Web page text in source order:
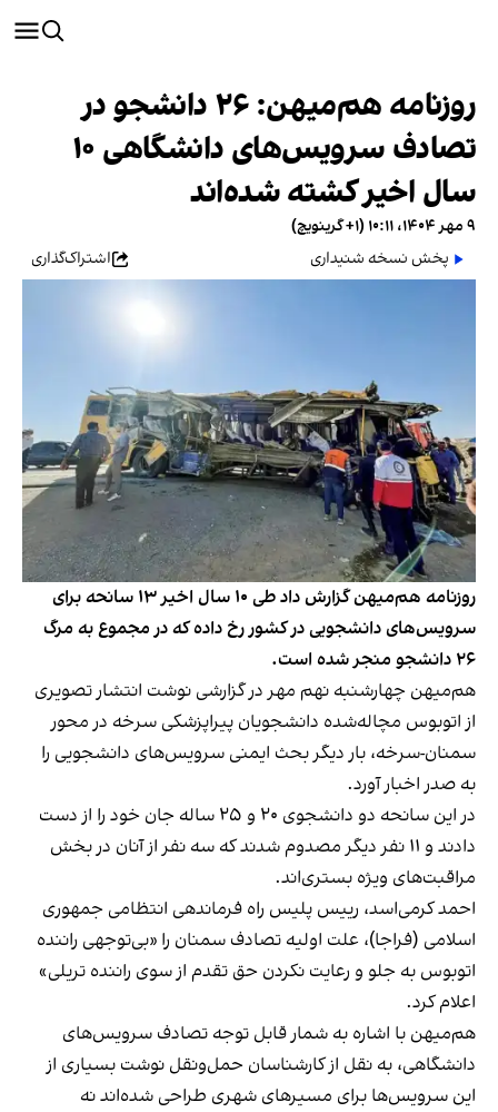
روزنامه هم‌میهن: ۲۶ دانشجو در
تصادف سرویس‌های دانشگاهی ۱۰
سال اخیر کشته شده‌اند
۹ مهر ۱۴۰۴، ۱۰:۱۱ (‎+۱ گرینویچ)
پخش نسخه شنیداری
اشتراک‌گذاری
روزنامه هم‌میهن گزارش داد طی ۱۰ سال اخیر ۱۳ سانحه برای
سرویس‌های دانشجویی در کشور رخ داده که در مجموع به مرگ
۲۶ دانشجو منجر شده است.
هم‌میهن چهارشنبه نهم مهر در گزارشی نوشت انتشار تصویری
از اتوبوس مچاله‌شده دانشجویان پیراپزشکی سرخه در محور
سمنان-سرخه، بار دیگر بحث ایمنی سرویس‌های دانشجویی را
به صدر اخبار آورد.
در این سانحه دو دانشجوی ۲۰ و ۲۵ ساله جان خود را از دست
دادند و ۱۱ نفر دیگر مصدوم شدند که سه نفر از آنان در بخش
مراقبت‌های ویژه بستری‌اند.
احمد کرمی‌اسد، رییس پلیس راه فرماندهی انتظامی جمهوری
اسلامی (فراجا)، علت اولیه تصادف سمنان را «بی‌توجهی راننده
اتوبوس به جلو و رعایت نکردن حق تقدم از سوی راننده تریلی»
اعلام کرد.
هم‌میهن با اشاره به شمار قابل توجه تصادف سرویس‌های
دانشگاهی، به نقل از کارشناسان حمل‌ونقل نوشت بسیاری از
این سرویس‌ها برای مسیرهای شهری طراحی شده‌اند نه